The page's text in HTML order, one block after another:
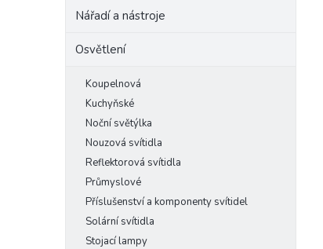
Nářadí a nástroje
Osvětlení
Koupelnová
Kuchyňské
Noční světýlka
Nouzová svítidla
Reflektorová svítidla
Průmyslové
Příslušenství a komponenty svítidel
Solární svítidla
Stojací lampy